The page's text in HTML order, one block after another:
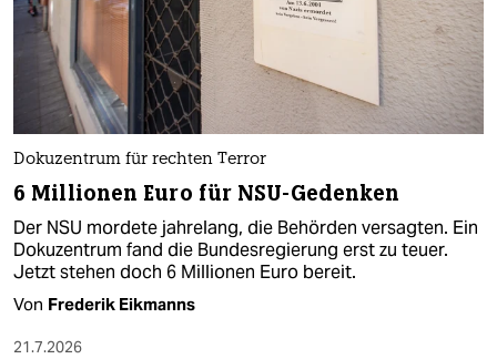
Dokuzentrum für rechten Terror
6 Millionen Euro für NSU-Gedenken
Der NSU mordete jahrelang, die Behörden versagten. Ein
Dokuzentrum fand die Bundesregierung erst zu teuer.
Jetzt stehen doch 6 Millionen Euro bereit.
Von Frederik Eikmanns
21.7.2026